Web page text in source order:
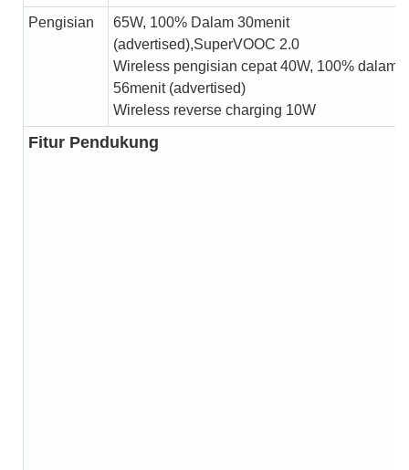
Pengisian
65W, 100% Dalam 30menit
(advertised),SuperVOOC 2.0
Wireless pengisian cepat 40W, 100% dalam
56menit (advertised)
Wireless reverse charging 10W
Fitur Pendukung